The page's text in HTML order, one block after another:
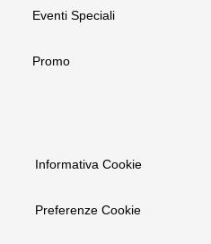
Eventi Speciali
Promo
Informativa Cookie
Preferenze Cookie